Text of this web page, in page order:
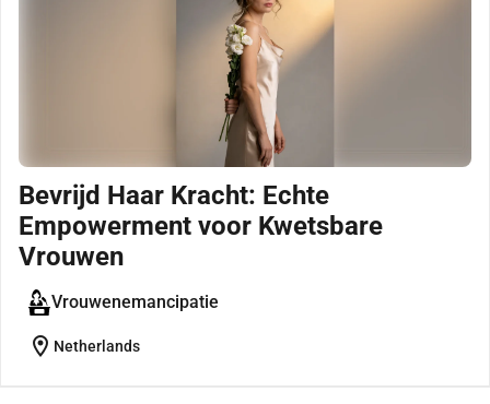
Bevrijd Haar Kracht: Echte
Empowerment voor Kwetsbare
Vrouwen
Vrouwenemancipatie
location_on Netherlands